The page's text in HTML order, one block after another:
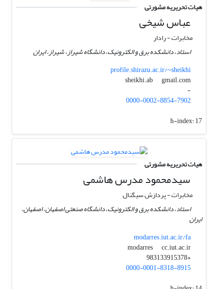
هیات تحریریه مشورتی
عباس شیخی
مخابرات - رادار
استاد، دانشکده برق و الکترونیک، دانشگاه شیراز، شیراز، ایران
profile.shirazu.ac.ir/~sheikhi
sheikhi.ab
gmail.com
-
0000-0002-8854-7902
h-index:17
هیات تحریریه مشورتی
سیدمحمود مدرس هاشمی
مخابرات - پردازش سیگنال
استاد، دانشکده برق و الکترونیک، دانشگاه صنعتی اصفهان، اصفهان،
ایران
modarres.iut.ac.ir/fa
modarres
cc.iut.ac.ir
+983133915378
0000-0001-8318-8915